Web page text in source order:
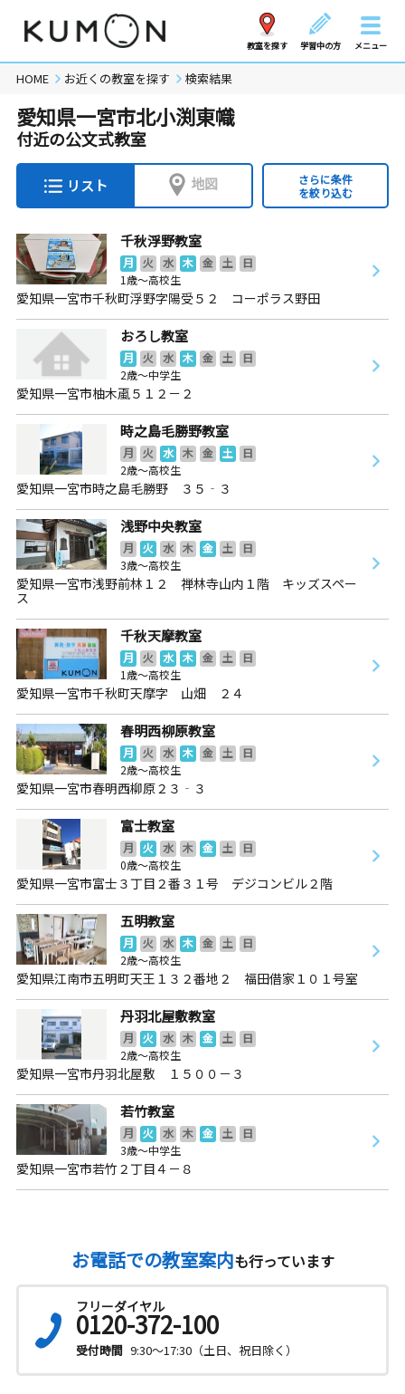
教室を探す 学習中の方 メニュー
HOME お近くの教室を探す 検索結果
愛知県一宮市北小渕東幟
付近の公文式教室
リスト 地図
さらに条件
を絞り込む
千秋浮野教室
月 火 水 木 金 土
日
1歳～高校生
愛知県一宮市千秋町浮野字陽受５２ コーポラス野田
おろし教室
月 火 水 木 金 土
日
2歳～中学生
愛知県一宮市柚木颪５１２－２
時之島毛勝野教室
月 火 水 木 金 土
日
2歳～高校生
愛知県一宮市時之島毛勝野 ３５‐３
浅野中央教室
月 火 水 木 金 土
日
3歳～高校生
愛知県一宮市浅野前林１２ 禅林寺山内１階 キッズスペー
ス
千秋天摩教室
月 火 水 木 金 土
日
1歳～高校生
愛知県一宮市千秋町天摩字 山畑 ２４
春明西柳原教室
月 火 水 木 金 土
日
2歳～高校生
愛知県一宮市春明西柳原２３‐３
富士教室
月 火 水 木 金 土
日
0歳～高校生
愛知県一宮市富士３丁目２番３１号 デジコンビル２階
五明教室
月 火 水 木 金 土
日
2歳～高校生
愛知県江南市五明町天王１３２番地２ 福田借家１０１号室
丹羽北屋敷教室
月 火 水 木 金 土
日
2歳～高校生
愛知県一宮市丹羽北屋敷 １５００－３
若竹教室
月 火 水 木 金 土
日
3歳～中学生
愛知県一宮市若竹２丁目４－８
お電話での教室案内も行っています
フリーダイヤル
0120-372-100
受付時間 9:30～17:30（土日、祝日除く）